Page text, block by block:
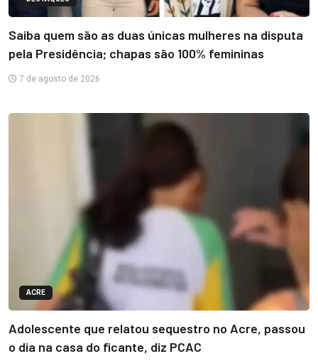
Saiba quem são as duas únicas mulheres na disputa
pela Presidência; chapas são 100% femininas
7 de agosto de 2026
ACRE
Adolescente que relatou sequestro no Acre, passou
o dia na casa do ficante, diz PCAC